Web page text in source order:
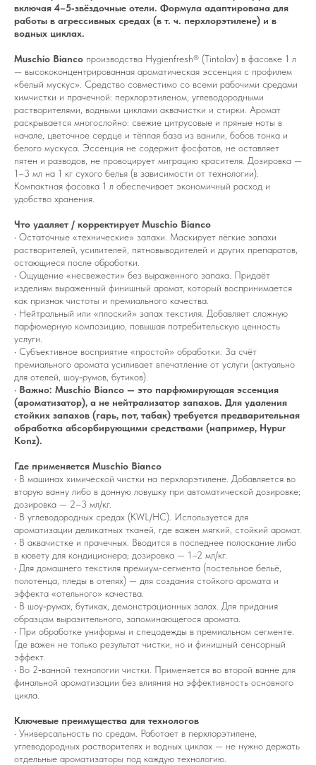
включая 4–5‑звёздочные отели. Формула адаптирована для
работы в агрессивных средах (в т. ч. перхлорэтилене) и в
водных циклах.
Muschio Bianco производства Hygienfresh® (Tintolav) в фасовке 1 л
— высококонцентрированная ароматическая эссенция с профилем
«белый мускус». Средство совместимо со всеми рабочими средами
химчистки и прачечной: перхлорэтиленом, углеводородными
растворителями, водными циклами аквачистки и стирки. Аромат
раскрывается многослойно: свежие цитрусовые и пряные ноты в
начале, цветочное сердце и тёплая база из ванили, бобов тонка и
белого мускуса. Эссенция не содержит фосфатов, не оставляет
пятен и разводов, не провоцирует миграцию красителя. Дозировка —
1–3 мл на 1 кг сухого белья (в зависимости от технологии).
Компактная фасовка 1 л обеспечивает экономичный расход и
удобство хранения.
Что удаляет / корректирует Muschio Bianco
• Остаточные «технические» запахи. Маскирует лёгкие запахи
растворителей, усилителей, пятновыводителей и других препаратов,
остающиеся после обработки.
• Ощущение «несвежести» без выраженного запаха. Придаёт
изделиям выраженный финишный аромат, который воспринимается
как признак чистоты и премиального качества.
• Нейтральный или «плоский» запах текстиля. Добавляет сложную
парфюмерную композицию, повышая потребительскую ценность
услуги.
• Субъективное восприятие «простой» обработки. За счёт
премиального аромата усиливает впечатление от услуги (актуально
для отелей, шоу‑румов, бутиков).
• Важно: Muschio Bianco — это парфюмирующая эссенция
(ароматизатор), а не нейтрализатор запахов. Для удаления
стойких запахов (гарь, пот, табак) требуется предварительная
обработка абсорбирующими средствами (например, Hypur
Konz).
Где применяется Muschio Bianco
• В машинах химической чистки на перхлорэтилене. Добавляется во
вторую ванну либо в донную ловушку при автоматической дозировке;
дозировка — 2–3 мл/кг.
• В углеводородных средах (KWL/HC). Используется для
ароматизации деликатных тканей, где важен мягкий, стойкий аромат.
• В аквачистке и прачечных. Вводится в последнее полоскание либо
в кювету для кондиционера; дозировка — 1–2 мл/кг.
• Для домашнего текстиля премиум‑сегмента (постельное бельё,
полотенца, пледы в отелях) — для создания стойкого аромата и
эффекта «отельного» качества.
• В шоу‑румах, бутиках, демонстрационных залах. Для придания
образцам выразительного, запоминающегося аромата.
• При обработке униформы и спецодежды в премиальном сегменте.
Где важен не только результат чистки, но и финишный сенсорный
эффект.
• Во 2‑ванной технологии чистки. Применяется во второй ванне для
финальной ароматизации без влияния на эффективность основного
цикла.
Ключевые преимущества для технологов
• Универсальность по средам. Работает в перхлорэтилене,
углеводородных растворителях и водных циклах — не нужно держать
отдельные ароматизаторы под каждую технологию.